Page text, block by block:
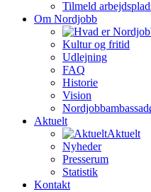
Tilmeld
Om Nordjobb
Kultur og fritid
Udlejning
FAQ
Historie
Vision
Aktuelt
Aktuelt
Nyheder
Presserum
Statistik
Kontakt